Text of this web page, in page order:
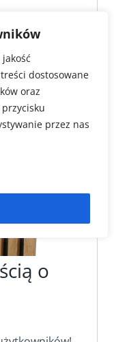
dostosowane
oraz
przez nas
o